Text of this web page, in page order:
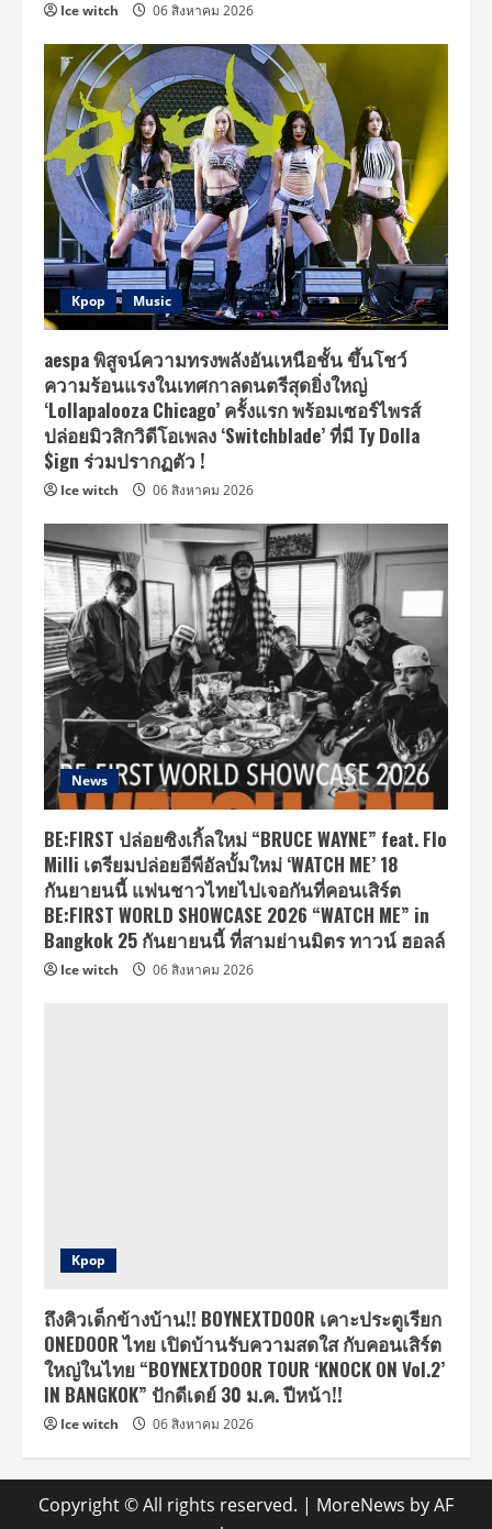
Ice witch 06 สิงหาคม 2026
Kpop Music
aespa พิสูจน์ความทรงพลังอันเหนือชั้น ขึ้นโชว์
ความร้อนแรงในเทศกาลดนตรีสุดยิ่งใหญ่
‘Lollapalooza Chicago’ ครั้งแรก พร้อมเซอร์ไพรส์
ปล่อยมิวสิกวิดีโอเพลง ‘Switchblade’ ที่มี Ty Dolla
$ign ร่วมปรากฏตัว !
Ice witch 06 สิงหาคม 2026
News
BE:FIRST ปล่อยซิงเกิ้ลใหม่ “BRUCE WAYNE” feat. Flo
Milli เตรียมปล่อยอีพีอัลบั้มใหม่ ‘WATCH ME’ 18
กันยายนนี้ แฟนชาวไทยไปเจอกันที่คอนเสิร์ต
BE:FIRST WORLD SHOWCASE 2026 “WATCH ME” in
Bangkok 25 กันยายนนี้ ที่สามย่านมิตร ทาวน์ ฮอลล์
Ice witch 06 สิงหาคม 2026
Kpop
ถึงคิวเด็กข้างบ้าน!! BOYNEXTDOOR เคาะประตูเรียก
ONEDOOR ไทย เปิดบ้านรับความสดใส กับคอนเสิร์ต
ใหญ่ในไทย “BOYNEXTDOOR TOUR ‘KNOCK ON Vol.2’
IN BANGKOK” ปักดีเดย์ 30 ม.ค. ปีหน้า!!
Ice witch 06 สิงหาคม 2026
Copyright © All rights reserved. | MoreNews by AF